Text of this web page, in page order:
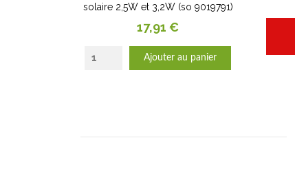
solaire 2,5W et 3,2W (so 9019791)
Prix
17,91 €
Ajouter au panier